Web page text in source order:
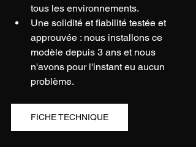
tous les environnements.
Une solidité et fiabilité testée et
approuvée : nous installons ce
modèle depuis 3 ans et nous
n'avons pour l'instant eu aucun
problème.
FICHE TECHNIQUE